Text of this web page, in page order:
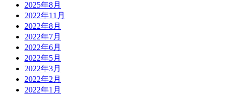
2025年8月
2022年11月
2022年8月
2022年7月
2022年6月
2022年5月
2022年3月
2022年2月
2022年1月